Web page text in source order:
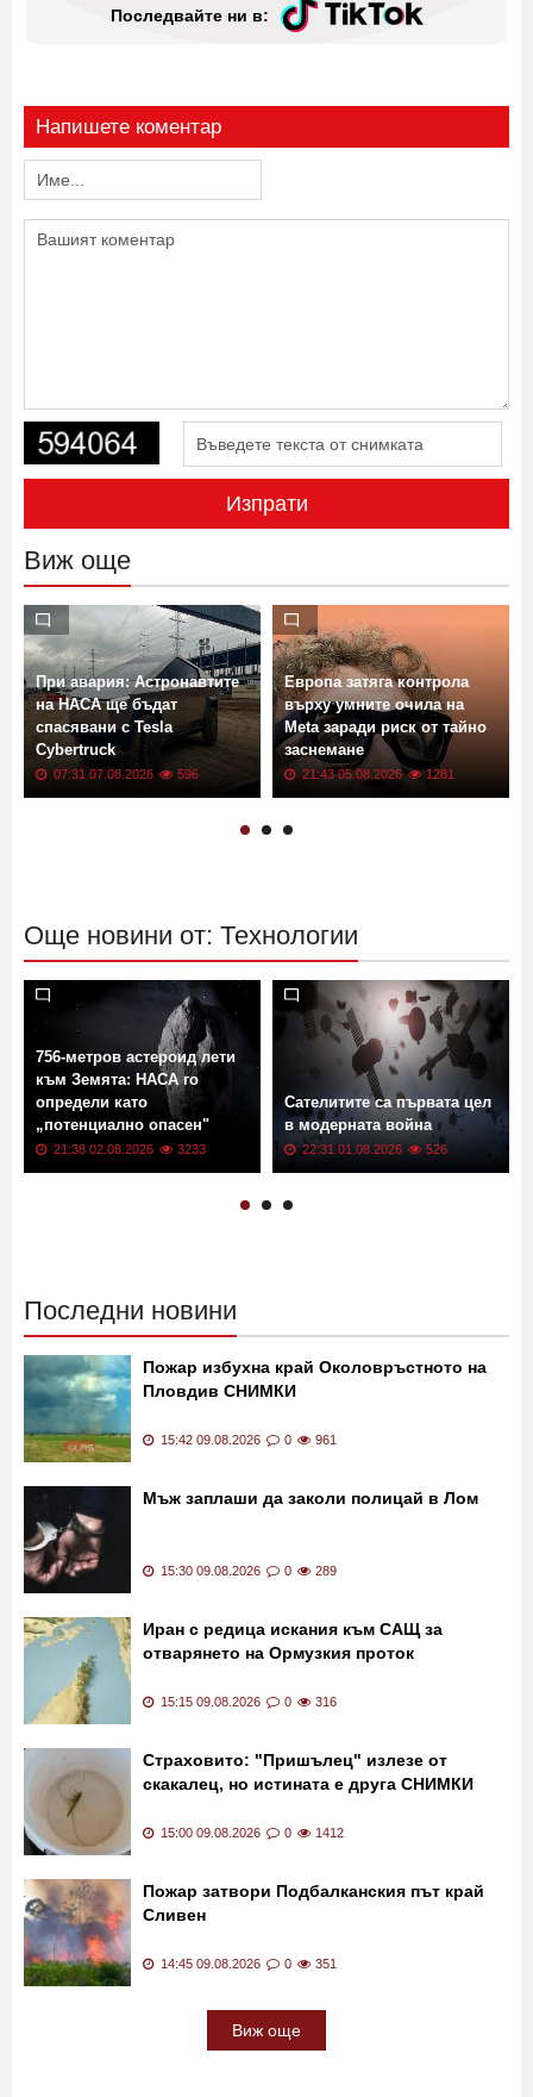
Последвайте ни в:
Напишете коментар
Изпрати
Виж още
При авария: Астронавтите
на НАСА ще бъдат
спасявани с Tesla
Cybertruck
07:31 07.08.2026 596
Европа затяга контрола
върху умните очила на
Meta заради риск от тайно
заснемане
21:43 05.08.2026 1281
Още новини от: Технологии
756-метров астероид лети
към Земята: НАСА го
определи като
„потенциално опасен"
21:38 02.08.2026 3233
Сателитите са първата цел
в модерната война
22:31 01.08.2026 526
Последни новини
Пожар избухна край Околовръстното на
Пловдив СНИМКИ
15:42 09.08.2026 0 961
Мъж заплаши да заколи полицай в Лом
15:30 09.08.2026 0 289
Иран с редица искания към САЩ за
отварянето на Ормузкия проток
15:15 09.08.2026 0 316
Страховито: "Пришълец" излезе от
скакалец, но истината е друга СНИМКИ
15:00 09.08.2026 0 1412
Пожар затвори Подбалканския път край
Сливен
14:45 09.08.2026 0 351
Виж още